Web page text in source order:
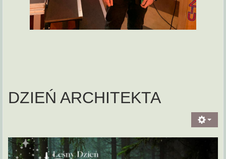
DZIEŃ ARCHITEKTA